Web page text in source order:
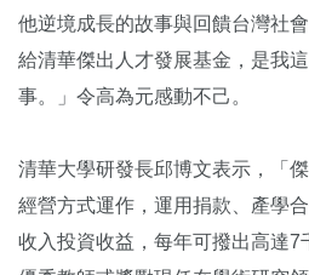
他逆境成長的故事與回饋台灣社
給清華傑出人才發展基金，是我
事。」令高為元感動不己。
清華大學研發長邱博文表示，「
經營方式運作，運用捐款、產學
收入投資收益，每年可撥出高達7